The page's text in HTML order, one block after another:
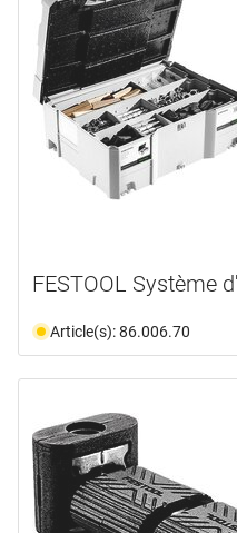
FESTOOL Système
Article(s): 86.006.70